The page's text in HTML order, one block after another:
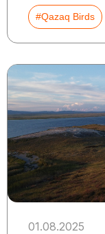
#Qazaq Birds
01.08.2025